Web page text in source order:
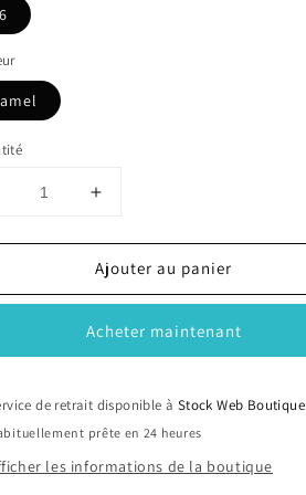
Réduire
Augmenter
quantité
de
Botillons
Ajouter au panier
Acheter maintenant
de retrait disponible à Stock Web Boutique
prête en 24 heures
les informations de la boutique